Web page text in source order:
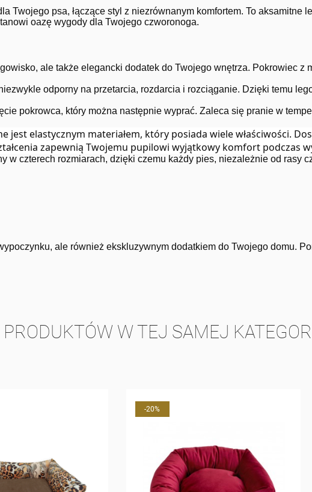
Twojego psa, łączące styl z niezrównanym komfortem. To aksamitne
oazę wygody dla Twojego czworonoga.
ale także elegancki dodatek do Twojego wnętrza. Pokrowiec z
odporny na przetarcia, rozdarcia i rozciąganie. Dzięki temu
pokrowca, który można następnie wyprać. Zaleca się pranie w
jest elastycznym materiałem, który posiada wiele właściwości.
zapewnią Twojemu pupilowi wyjątkowy komfort podczas
w czterech rozmiarach, dzięki czemu każdy pies, niezależnie od rasy
ale również ekskluzywnym dodatkiem do Twojego domu.
W TEJ SAMEJ
-20%